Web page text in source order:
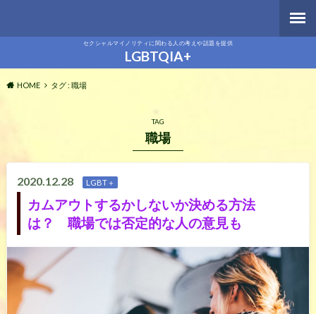
セクシャルマイノリティに関わる人の考えや話題を提供
LGBTQIA+
HOME タグ : 職場
TAG
職場
2020.12.28 LGBT＋
カムアウトするかしないか決める方法
は？ 職場では否定的な人の意見も